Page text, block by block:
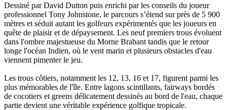
Dessiné par David Dutton puis enrichi par les conseils du joueur
professionnel Tony Johnstone, le parcours s’étend sur près de 5 900
mètres et séduit autant les golfeurs expérimentés que les joueurs en
quête de plaisir et de dépaysement. Les neuf premiers trous évoluent
dans l'ombre majestueuse du Morne Brabant tandis que le retour
longe l'océan Indien, où le vent marin et plusieurs obstacles d'eau
viennent pimenter le jeu.
Les trous côtiers, notamment les 12, 13, 16 et 17, figurent parmi les
plus mémorables de l'île. Entre lagons scintillants, fairways bordés
de cocotiers et greens délicatement dessinés au bord de l'eau, chaque
partie devient une véritable expérience golfique tropicale.